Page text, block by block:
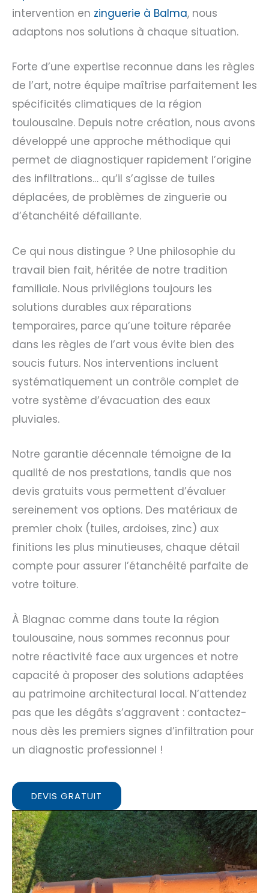
intervention en zinguerie à Balma, nous
adaptons nos solutions à chaque situation.
Forte d’une expertise reconnue dans les règles
de l’art, notre équipe maîtrise parfaitement les
spécificités climatiques de la région
toulousaine. Depuis notre création, nous avons
développé une approche méthodique qui
permet de diagnostiquer rapidement l’origine
des infiltrations… qu’il s’agisse de tuiles
déplacées, de problèmes de zinguerie ou
d’étanchéité défaillante.
Ce qui nous distingue ? Une philosophie du
travail bien fait, héritée de notre tradition
familiale. Nous privilégions toujours les
solutions durables aux réparations
temporaires, parce qu’une toiture réparée
dans les règles de l’art vous évite bien des
soucis futurs. Nos interventions incluent
systématiquement un contrôle complet de
votre système d’évacuation des eaux
pluviales.
Notre garantie décennale témoigne de la
qualité de nos prestations, tandis que nos
devis gratuits vous permettent d’évaluer
sereinement vos options. Des matériaux de
premier choix (tuiles, ardoises, zinc) aux
finitions les plus minutieuses, chaque détail
compte pour assurer l’étanchéité parfaite de
votre toiture.
À Blagnac comme dans toute la région
toulousaine, nous sommes reconnus pour
notre réactivité face aux urgences et notre
capacité à proposer des solutions adaptées
au patrimoine architectural local. N’attendez
pas que les dégâts s’aggravent : contactez-
nous dès les premiers signes d’infiltration pour
un diagnostic professionnel !
DEVIS GRATUIT